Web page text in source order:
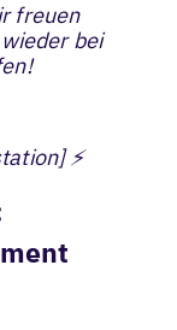
freuen
bei
⚡